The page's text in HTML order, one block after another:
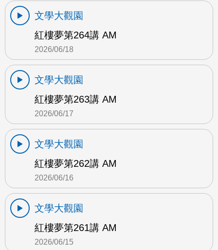
文學大觀園
紅樓夢第264講 AM
2026/06/18
文學大觀園
紅樓夢第263講 AM
2026/06/17
文學大觀園
紅樓夢第262講 AM
2026/06/16
文學大觀園
紅樓夢第261講 AM
2026/06/15